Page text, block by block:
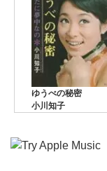
ゆうべの秘密
小川知子